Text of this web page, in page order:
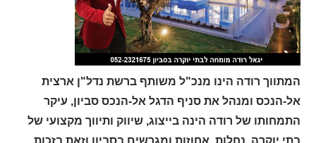
המתווך רודה הינו מנכ"ל משותף ברשת נדל"ן ארצית
אל-הנכס ומנהל את סניף הדגל אל-הנכס סביון, עיקר
התמחותו של רודה הינה בייצוג, שיווק ותיווך מקצועי של
בתי יוקרה, נחלות, אחוזות ומגרשים בסביון וזאת בזכות